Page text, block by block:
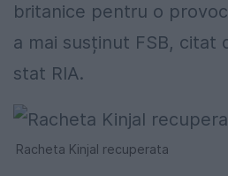
britanice pentru o
a mai susținut FSB, citat
stat RIA.
Racheta Kinjal recuperata